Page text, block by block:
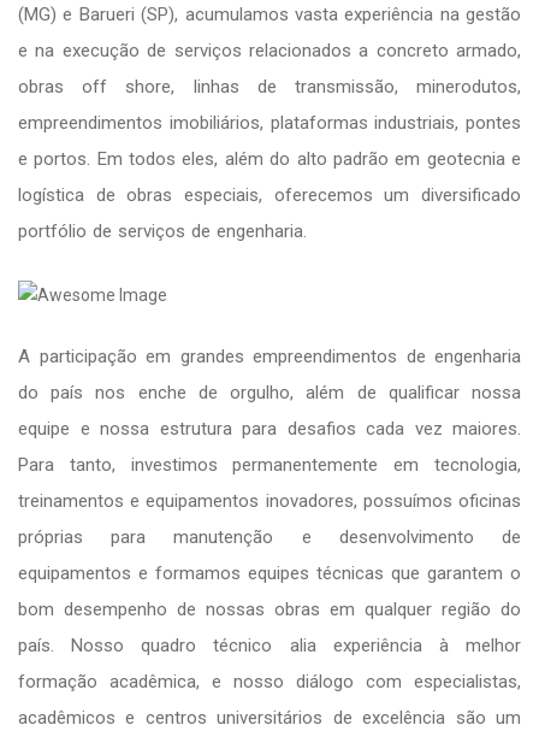
(MG) e Barueri (SP), acumulamos vasta experiência na gestão
e na execução de serviços relacionados a concreto armado,
obras off shore, linhas de transmissão, minerodutos,
empreendimentos imobiliários, plataformas industriais, pontes
e portos. Em todos eles, além do alto padrão em geotecnia e
logística de obras especiais, oferecemos um diversificado
portfólio de serviços de engenharia.
A participação em grandes empreendimentos de engenharia
do país nos enche de orgulho, além de qualificar nossa
equipe e nossa estrutura para desafios cada vez maiores.
Para tanto, investimos permanentemente em tecnologia,
treinamentos e equipamentos inovadores, possuímos oficinas
próprias para manutenção e desenvolvimento de
equipamentos e formamos equipes técnicas que garantem o
bom desempenho de nossas obras em qualquer região do
país. Nosso quadro técnico alia experiência à melhor
formação acadêmica, e nosso diálogo com especialistas,
acadêmicos e centros universitários de excelência são um